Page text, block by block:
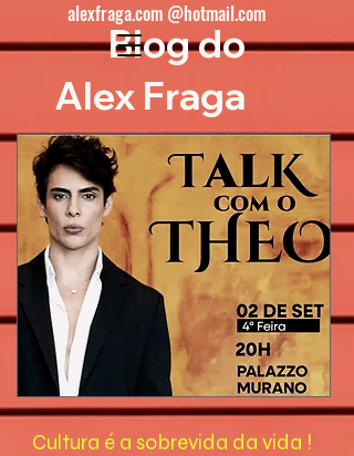
Cultura é a sobrevida da vida !
Blog do
Alex Fraga
alexfraga.com @hotmail.com